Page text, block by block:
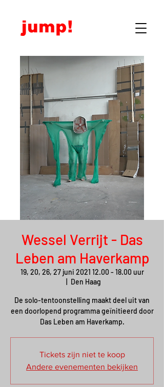
Wessel Verrijt - Das
Leben am Haverkamp
19, 20, 26, 27 juni 2021 12.00 - 18.00 uur
Den Haag
De solo-tentoonstelling maakt deel uit van
een doorlopend programma geïnitieerd door
Das Leben am Haverkamp.
Tickets zijn niet te koop
Andere evenementen bekijken